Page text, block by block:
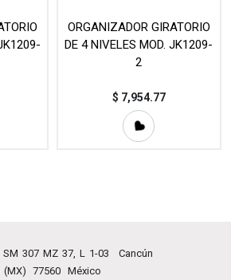
ORGANIZADOR GIRATORIO
DE 4 NIVELES MOD. JK1209-
2
$ 7,954.77
SM 307 MZ 37, L 1-03
Cancún
(MX)
77560 México